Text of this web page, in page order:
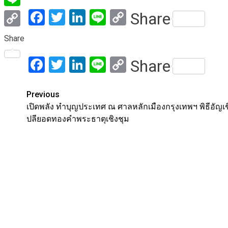
Facebook
Twitter
LinkedIn
LineCopy
Share
Facebook
Twitter
LinkedIn
LineCopy
Share
Post
navigation
Previous
เปิดพลัง ทำบุญประเทศ ณ ศาลหลักเมืองกรุงเทพฯ พิธีอัญ
ปลียอดทองคำพระธาตุเชิงชุม
Line
Copy
Link
Share